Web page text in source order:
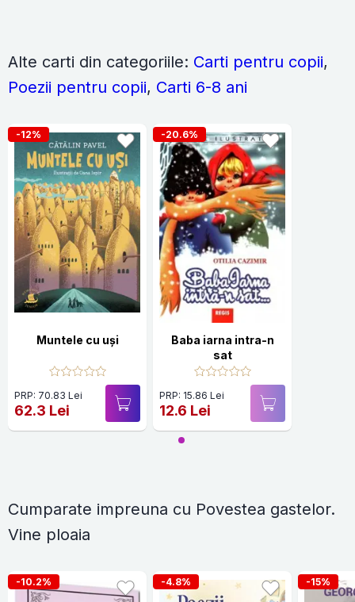
Alte carti din categoriile: Carti pentru copii,
Poezii pentru copii, Carti 6-8 ani
-12%
Muntele cu uşi
PRP: 70.83 Lei
62.3 Lei
-20.6%
Baba iarna intra-n
sat
PRP: 15.86 Lei
12.6 Lei
Cumparate impreuna cu Povestea gastelor.
Vine ploaia
-10.2% -4.8% -15%